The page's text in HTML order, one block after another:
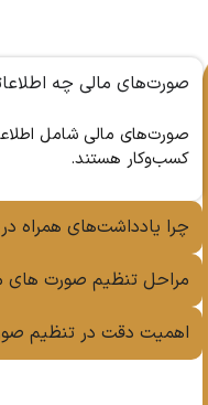
صورت‌های مالی چه
صورت‌های مالی شامل
کسب‌وکار هستند.
چرا یادداشت‌های همراه
مراحل تنظیم صورت
اهمیت دقت در تنظیم